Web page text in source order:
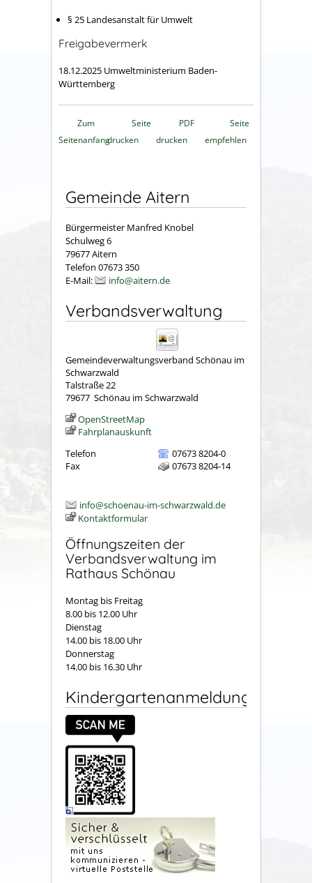
§ 25 Landesanstalt für Umwelt
Freigabevermerk
18.12.2025 Umweltministerium Baden-
Württemberg
Zum
Seitenanfang
Seite
drucken
PDF
drucken
Seite
empfehlen
Gemeinde Aitern
Bürgermeister Manfred Knobel
Schulweg 6
79677 Aitern
Telefon 07673 350
E-Mail:
info@aitern.de
Verbandsverwaltung
Gemeindeverwaltungsverband Schönau im
Schwarzwald
Talstraße 22
79677 Schönau im Schwarzwald
OpenStreetMap
Fahrplanauskunft
Telefon
07673 8204-0
Fax
07673 8204-14
info@schoenau-im-schwarzwald.de
Kontaktformular
Öffnungszeiten der
Verbandsverwaltung im
Rathaus Schönau
Montag bis Freitag
8.00 bis 12.00 Uhr
Dienstag
14.00 bis 18.00 Uhr
Donnerstag
14.00 bis 16.30 Uhr
Kindergartenanmeldung